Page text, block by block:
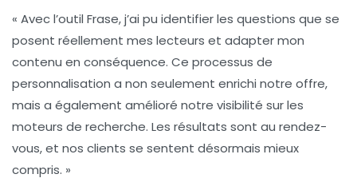
« Avec l’outil Frase, j’ai pu identifier les questions que se
posent réellement mes lecteurs et adapter mon
contenu en conséquence. Ce processus de
personnalisation a non seulement enrichi notre offre,
mais a également amélioré notre visibilité sur les
moteurs de recherche. Les résultats sont au rendez-
vous, et nos clients se sentent désormais mieux
compris. »